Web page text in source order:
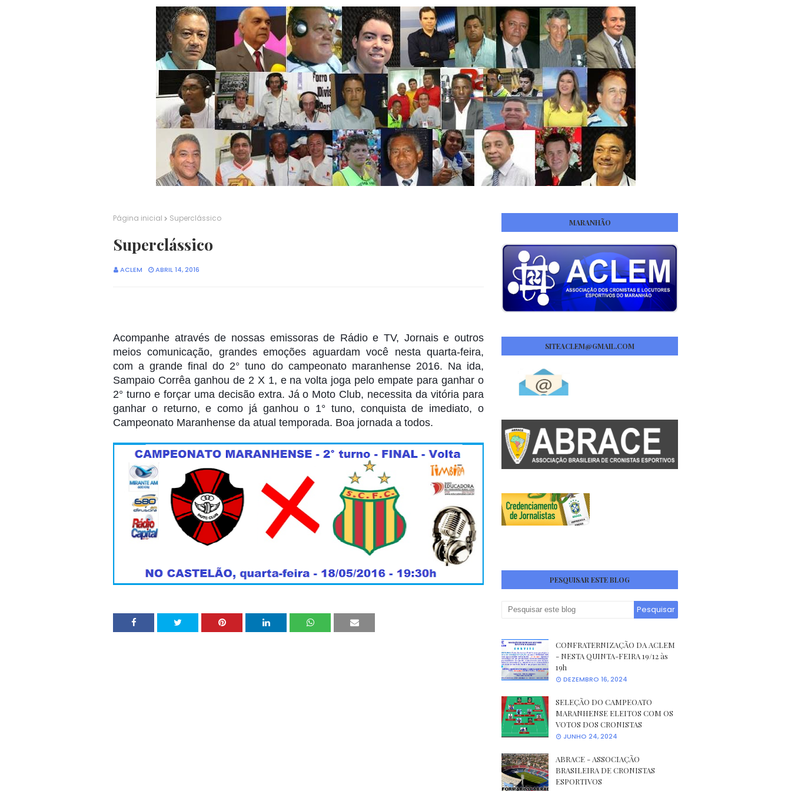
Página inicial Superclássico
Superclássico
ACLEM ABRIL 14, 2016
Acompanhe através de nossas emissoras de Rádio e TV, Jornais e outros
meios comunicação, grandes emoções aguardam você nesta quarta-feira,
com a grande final do 2° tuno do campeonato maranhense 2016. Na ida,
Sampaio Corrêa ganhou de 2 X 1, e na volta joga pelo empate para ganhar o
2° turno e forçar uma decisão extra. Já o Moto Club, necessita da vitória para
ganhar o returno, e como já ganhou o 1° tuno, conquista de imediato, o
Campeonato Maranhense da atual temporada. Boa jornada a todos.
MARANHÃO
SITEACLEM@GMAIL.COM
PESQUISAR ESTE BLOG
CONFRATERNIZAÇÃO DA ACLEM
- NESTA QUINTA-FEIRA 19/12 às
19h
DEZEMBRO 16, 2024
SELEÇÃO DO CAMPEOATO
MARANHENSE ELEITOS COM OS
VOTOS DOS CRONISTAS
JUNHO 24, 2024
ABRACE - ASSOCIAÇÃO
BRASILEIRA DE CRONISTAS
ESPORTIVOS